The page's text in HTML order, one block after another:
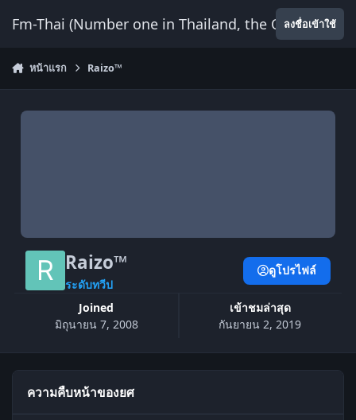
Fm-Thai (Number one in Thailand, the Onlyลงชื่อเข้าใช้
หน้าแรก Raizo™
Raizo™
ระดับทวีป
Joined
มิถุนายน 7, 2008
เข้าชมล่าสุด
กันยายน 2, 2019
ดูโปรไฟล์
ความคืบหน้าของยศ